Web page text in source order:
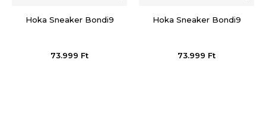
Hoka Sneaker Bondi9
73.999 Ft
Hoka Sneaker Bondi9
73.999 Ft